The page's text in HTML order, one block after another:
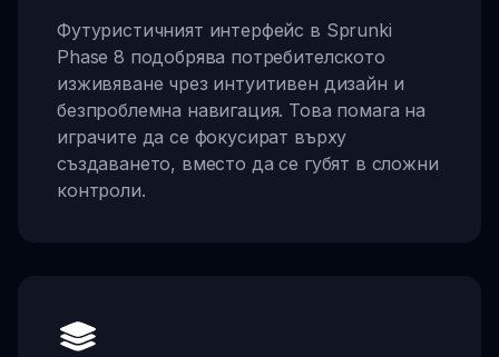
Футуристичният интерфейс в Sprunki
Phase 8 подобрява потребителското
изживяване чрез интуитивен дизайн и
безпроблемна навигация. Това помага на
играчите да се фокусират върху
създаването, вместо да се губят в сложни
контроли.